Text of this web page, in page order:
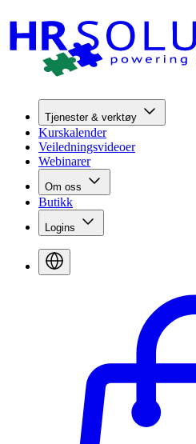
Tjenester & verktøy
Kurskalender
Veiledningsvideoer
Webinarer
Om oss
Butikk
Logins